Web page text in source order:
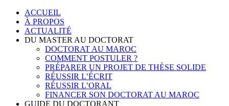
Skip
content
ACCUEIL
À PROPOS
ACTUALITÉ
DU MASTER AU DOCTORAT
DOCTORAT AU MAROC
COMMENT POSTULER ?
PRÉPARER UN PROJET DE THÈSE SOLIDE
RÉUSSIR L’ÉCRIT
RÉUSSIR L’ORAL
FINANCER SON DOCTORAT AU MAROC
GUIDE DU DOCTORANT